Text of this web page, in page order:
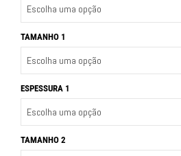
TAMANHO 1
ESPESSURA 1
TAMANHO 2